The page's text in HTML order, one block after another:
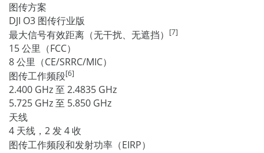
图传方案
DJI O3 图传行业版
最大信号有效距离（无干扰、无遮挡）
[7]
15 公里（FCC）
8 公里（CE/SRRC/MIC）
图传工作频段[6]
2.400 GHz 至 2.4835 GHz
5.725 GHz 至 5.850 GHz
天线
4 天线，2 发 4 收
图传工作频段和发射功率（EIRP）